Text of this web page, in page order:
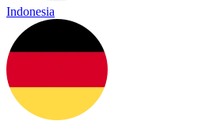
Indonesia